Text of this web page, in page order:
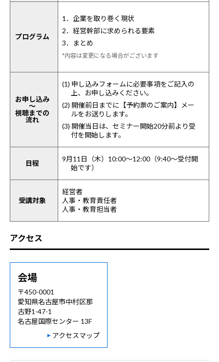
プログラム
1．企業を取り巻く現状
2．経営幹部に求められる要素
3．まとめ
*内容は変更になる場合がございます
お申し込み
～
視聴までの
流れ
(1) 申し込みフォームに必要事項をご記入の
上、お申し込みください。
(2) 開催前日までに【予約票のご案内】メー
ルをお送りします。
(3) 開催当日は、セミナー開始20分前より受
付を開始します。
日程
9月11日（木）10:00～12:00（9:40～受付開
始です）
受講対象
経営者
人事・教育責任者
人事・教育担当者
アクセス
会場
〒450-0001
愛知県名古屋市中村区那
古野1-47-1
名古屋国際センター 13F
アクセスマップ